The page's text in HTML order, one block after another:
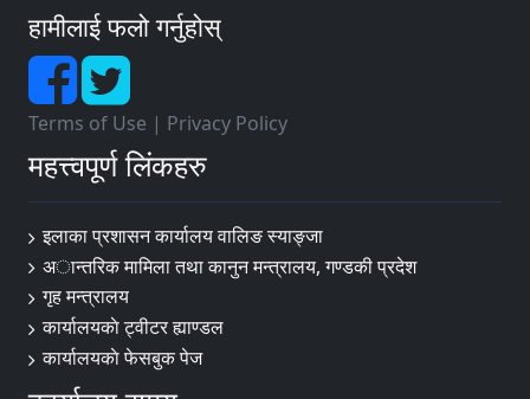
हामीलाई फलो गर्नुहोस्
Terms of Use | Privacy Policy
महत्त्वपूर्ण लिंकहरु
इलाका प्रशासन कार्यालय वालिङ स्याङ्जा
अान्तरिक मामिला तथा कानुन मन्त्रालय, गण्डकी प्रदेश
गृह मन्त्रालय
कार्यालयकाे ट्वीटर ह्याण्डल
कार्यालयकाे फेसबुक पेज